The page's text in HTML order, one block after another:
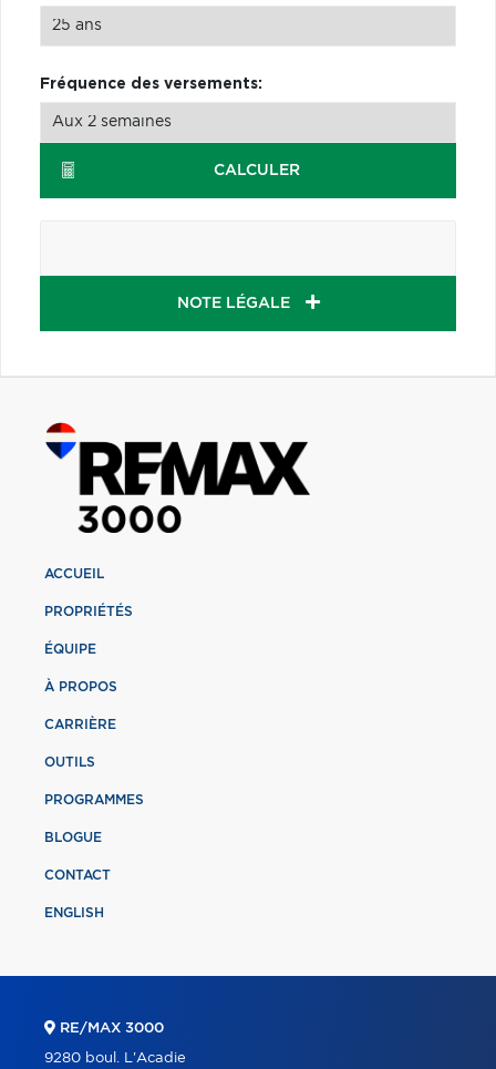
Fréquence des versements:
CALCULER
NOTE LÉGALE
ACCUEIL
PROPRIÉTÉS
ÉQUIPE
À PROPOS
CARRIÈRE
OUTILS
PROGRAMMES
BLOGUE
CONTACT
ENGLISH
RE/MAX 3000
9280 boul. L'Acadie